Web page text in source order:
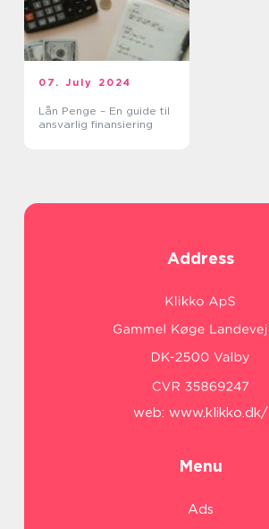
07. July 2024
Lån Penge – En guide til
ansvarlig finansiering
Address
web: www.klikko.dk/
Menu
Ads